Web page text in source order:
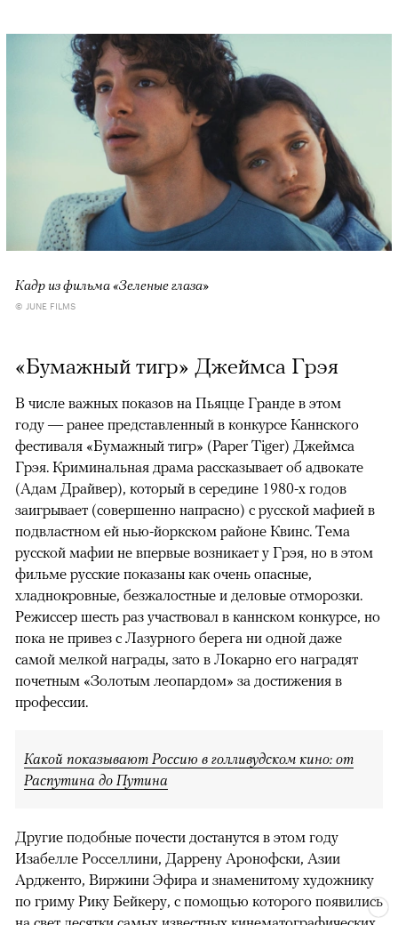
Кадр из фильма «Зеленые глаза»
© JUNE FILMS
«Бумажный тигр» Джеймса Грэя
В числе важных показов на Пьяцце Гранде в этом
году — ранее представленный в конкурсе Каннского
фестиваля «Бумажный тигр» (Paper Tiger) Джеймса
Грэя. Криминальная драма рассказывает об адвокате
(Адам Драйвер), который в середине 1980-х годов
заигрывает (совершенно напрасно) с русской мафией в
подвластном ей нью-йоркском районе Квинс. Тема
русской мафии не впервые возникает у Грэя, но в этом
фильме русские показаны как очень опасные,
хладнокровные, безжалостные и деловые отморозки.
Режиссер шесть раз участвовал в каннском конкурсе, но
пока не привез с Лазурного берега ни одной даже
самой мелкой награды, зато в Локарно его наградят
почетным «Золотым леопардом» за достижения в
профессии.
Какой показывают Россию в голливудском кино: от
Распутина до Путина
Другие подобные почести достанутся в этом году
Изабелле Росселлини, Даррену Аронофски, Азии
Ардженто, Виржини Эфира и знаменитому художнику
по гриму Рику Бейкеру, с помощью которого появились